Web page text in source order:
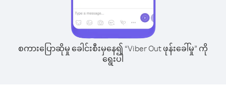
စကားပြောဆိုမှု ခေါင်းစီးမှနေ၍ “Viber Out ဖုန်းခေါ်မှု” ကို
ရွေးပါ